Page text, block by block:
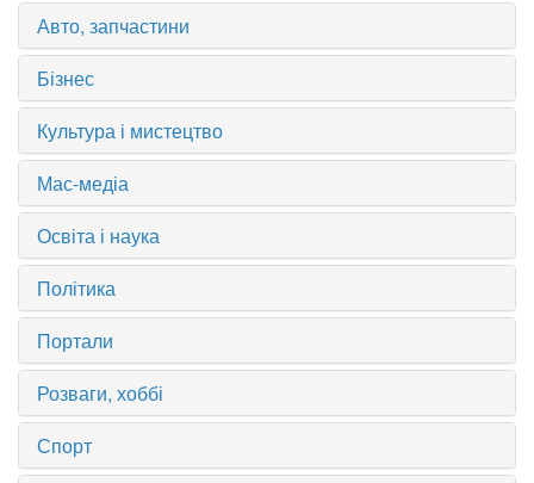
Авто, запчастини
Бізнес
Культура і мистецтво
Мас-медіа
Освіта і наука
Політика
Портали
Розваги, хоббі
Спорт